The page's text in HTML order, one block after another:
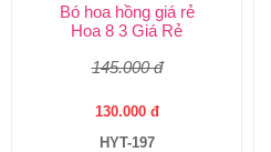
Bó hoa hồng giá rẻ
Hoa 8 3 Giá Rẻ
145.000 đ
130.000 đ
HYT-197